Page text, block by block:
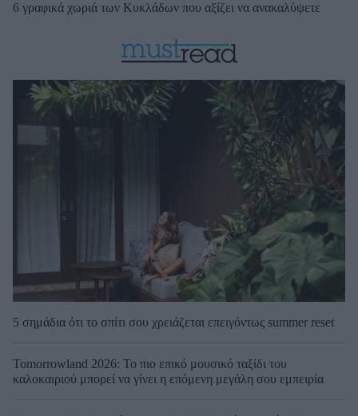
6 γραφικά χωριά των Κυκλάδων που αξίζει να ανακαλύψετε
5 σημάδια ότι το σπίτι σου χρειάζεται επειγόντως summer reset
Tomorrowland 2026: Το πιο επικό μουσικό ταξίδι του
καλοκαιριού μπορεί να γίνει η επόμενη μεγάλη σου εμπειρία